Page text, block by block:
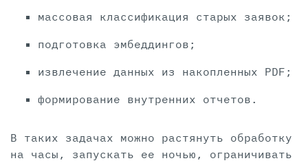
массовая классификация старых заявок;
подготовка эмбеддингов;
извлечение данных из накопленных PDF;
формирование внутренних отчетов.
В таких задачах можно растянуть обработку
на часы, запускать ее ночью, ограничивать